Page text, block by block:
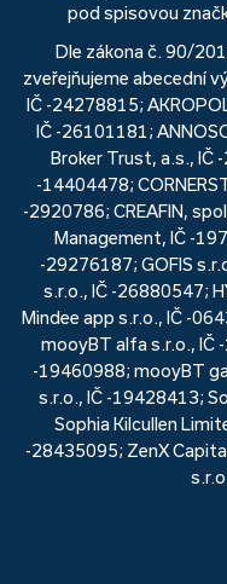
pod spisovou
Dle zákona č. 90/
zveřejňujeme abecední
IČ -24278815;
IČ -26101181;
Broker Trust, a.s., IČ
-14404478;
-2920786; CREAFIN,
Management, IČ -
-29276187; GOFIS
s.r.o., IČ -26880547;
Mindee app s.r.o., IČ -
mooyBT alfa s.r.o., IČ
-19460988; mooyBT
s.r.o., IČ -19428413;
Sophia Kilcullen
-28435095; ZenX